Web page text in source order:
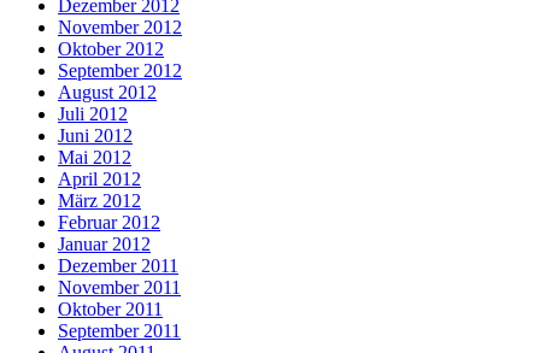
Dezember 2012
November 2012
Oktober 2012
September 2012
August 2012
Juli 2012
Juni 2012
Mai 2012
April 2012
März 2012
Februar 2012
Januar 2012
Dezember 2011
November 2011
Oktober 2011
September 2011